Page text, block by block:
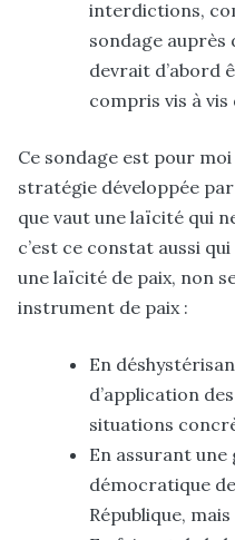
interdictions,
sondage auprès
devrait d’abord
compris vis à
Ce sondage est pour
stratégie développée
que vaut une laïcité qui
c’est ce constat aussi
une laïcité de paix, non
instrument de paix :
En
d’application
situations
En assurant
démocratique
République,